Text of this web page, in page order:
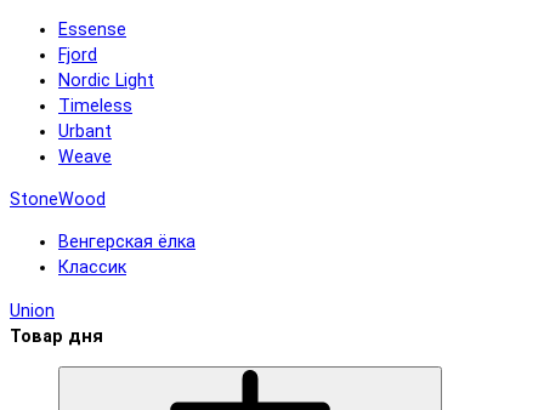
Essense
Fjord
Nordic Light
Timeless
Urbant
Weave
StoneWood
Венгерская ёлка
Классик
Union
Товар дня